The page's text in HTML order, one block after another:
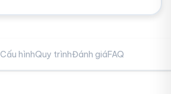
Cấu hìnhQuy trìnhĐánh giáFAQ